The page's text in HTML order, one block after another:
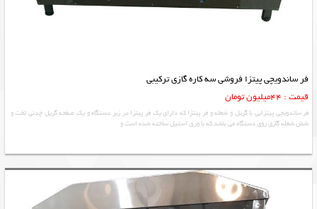
فر ساندویچی پیتزا فروشی سه کاره گازی ترکیبی
قیمت : 44میلیون تومان
فر ساندویچی پیتزایی با گریل و شعله و فر پیتزا که دارای یک فر پیتزا در زیر دستگاه و یک صفحه گریل چدنی تخت و
شش شعله گازی روی دستگاه می باشد که با ورق استیل ساخته شده است و